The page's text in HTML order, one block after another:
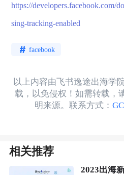
https://developers.facebook.com/
sing-tracking-enabled
facebook
以上内容由飞书逸途出海学
载，以免侵权！如需转载，
明来源。联系方式：
相关推荐
2023出海